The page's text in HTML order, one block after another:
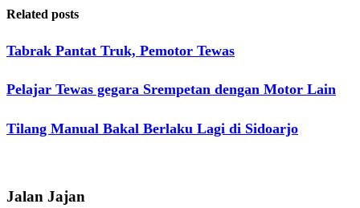
Related posts
Tabrak Pantat Truk, Pemotor Tewas
Pelajar Tewas gegara Srempetan dengan Motor Lain
Tilang Manual Bakal Berlaku Lagi di Sidoarjo
Jalan Jajan